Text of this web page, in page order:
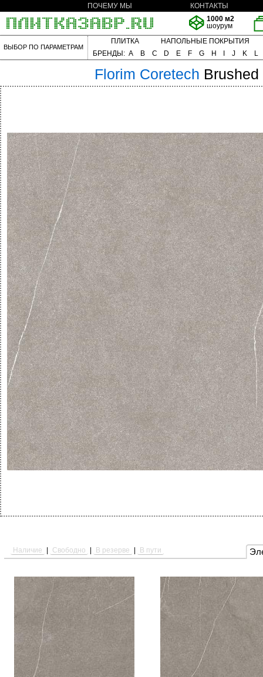
ПОЧЕМУ МЫ
КОНТАКТЫ
1000 м2
шоурум
ВЫБОР ПО ПАРАМЕТРАМ
ПЛИТКА
НАПОЛЬНЫЕ ПОКРЫТИЯ
БРЕНДЫ: A B C D E F G H J K L
Florim Coretech
Наличие Свободно В резерве В пути